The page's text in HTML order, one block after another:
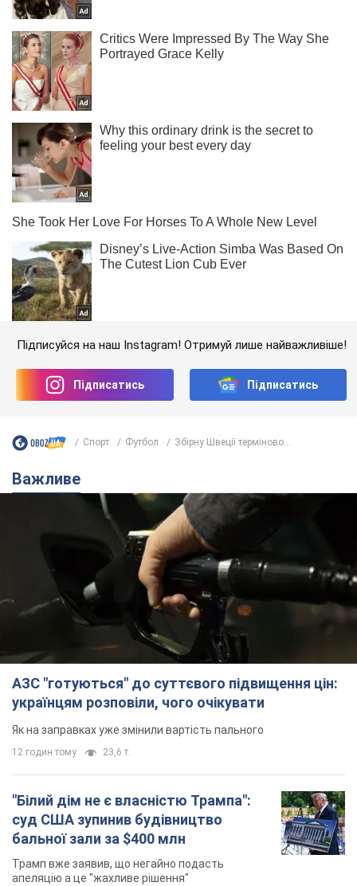
Підписуйся на наш Instagram! Отримуй лише найважливіше!
Підписатись Підписатись
Спорт Футбол Збірну Швеції терміново...
Важливе
АЗС "готуються" до суттєвого підвищення цін:
українцям розповіли, чого очікувати
Як на заправках уже змінили вартість пального
12 годин тому 23,6 т.
"Білий дім не є власністю Трампа":
суд США зупинив будівництво
бальної зали за $400 млн
Трамп вже заявив, що негайно подасть
апеляцію а це "жахливе рішення"